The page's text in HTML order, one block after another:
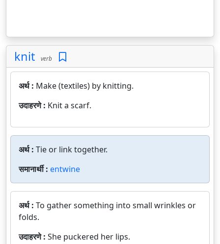
knit verb
अर्थ : Make (textiles) by knitting.
उदाहरणे : Knit a scarf.
अर्थ : Tie or link together.
समानार्थी : entwine
अर्थ : To gather something into small wrinkles or
folds.
उदाहरणे : She puckered her lips.